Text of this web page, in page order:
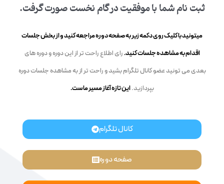
ثبت نام شما با موفقیت در گام نخست صورت گرفت.
میتونید با کلیک روی دکمه زیر به صفحه دوره مراجعه کنید و از بخش جلسات
اقدام به مشاهده جلسات کنید.رای اطلاع راحت تر از این دوره و دوره های
بعدی می تونید عضو کانال تلگرام بشید و راحت تر از به مشاهده جلسات دوره
بپردازید.این تازه آغاز مسیر ماست.
کانال تلگرام
صفحه دوره